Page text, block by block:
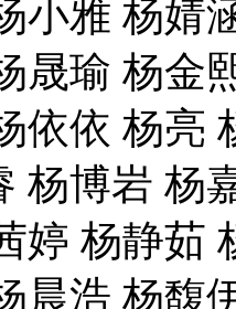
小雅 杨婧
晟瑜 杨金
依依 杨亮
杨博岩 杨
婷 杨静茹
晨浩 杨馥